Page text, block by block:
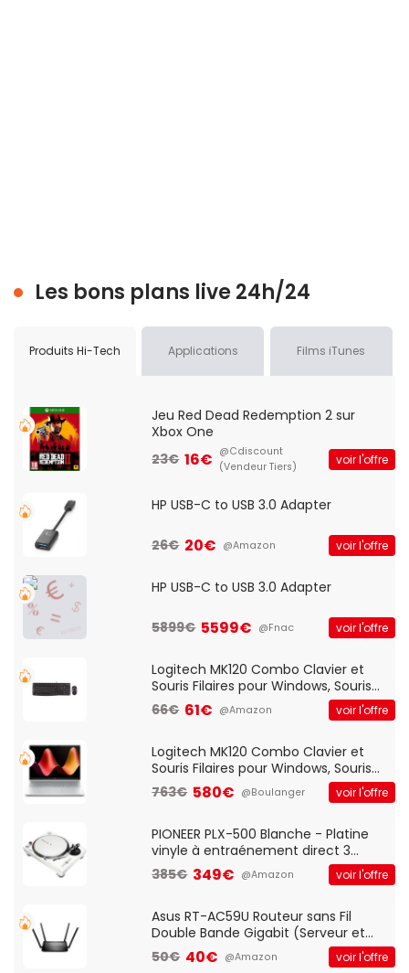
Les bons plans live 24h/24
Produits Hi-Tech Applications Films iTunes
Jeu Red Dead Redemption 2 sur
Xbox One
23€ 16€ @Cdiscount
(Vendeur Tiers)
voir l'offre
HP USB-C to USB 3.0 Adapter
26€ 20€ @Amazon voir l'offre
HP USB-C to USB 3.0 Adapter
5899€ 5599€ @Fnac voir l'offre
Logitech MK120 Combo Clavier et
Souris Filaires pour Windows, Souris
Optique Filaire, Connexion USB Plug
And Play, Confortable, Taille
QWERTY UK - Noir
66€ 61€ @Amazon voir l'offre
Logitech MK120 Combo Clavier et
Souris Filaires pour Windows, Souris
Optique Filaire, Connexion USB Plug
And Play, Confortable, Taille
QWERTY UK - Noir
763€ 580€ @Boulanger voir l'offre
PIONEER PLX-500 Blanche - Platine
vinyle à entraénement direct 3
vitesses (33-45-78 trs/min) avec
pre-ampli intégré et port USB
385€ 349€ @Amazon voir l'offre
Asus RT-AC59U Routeur sans Fil
Double Bande Gigabit (Serveur et
Client VPN, Triple Vlan, Mode Point
d'accès et Bridge, contrôle Parental,
50€ 40€ @Amazon voir l'offre